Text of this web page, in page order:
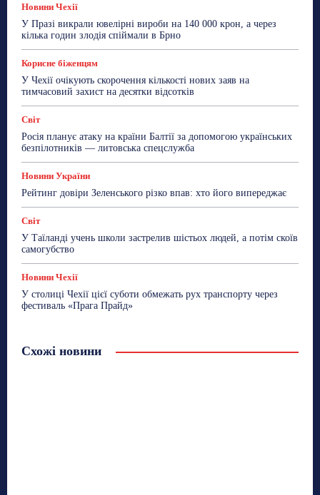
Новини Чехії
У Празі викрали ювелірні вироби на 140 000 крон, а через
кілька годин злодія спіймали в Брно
Корисне біженцям
У Чехії очікують скорочення кількості нових заяв на
тимчасовий захист на десятки відсотків
Світ
Росія планує атаку на країни Балтії за допомогою українських
безпілотників — литовська спецслужба
Новини України
Рейтинг довіри Зеленського різко впав: хто його випереджає
Світ
У Таїланді учень школи застрелив шістьох людей, а потім скоїв
самогубство
Новини Чехії
У столиці Чехії цієї суботи обмежать рух транспорту через
фестиваль «Прага Прайд»
Схожі новини